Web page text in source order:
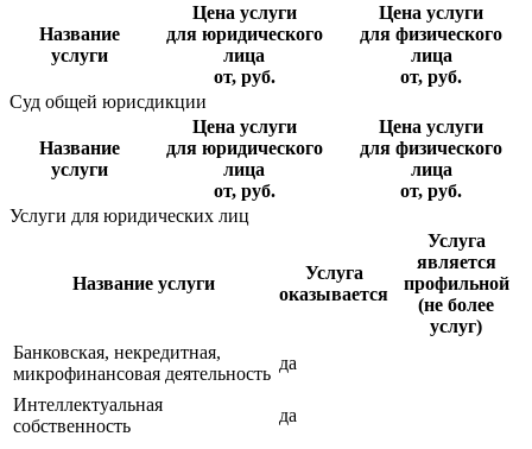
Название
услуги
Цена услуги
для юридического
лица
от, руб.
Цена услуги
для физического
лица
от, руб.
Суд общей юрисдикции
Название
услуги
Цена услуги
для юридического
лица
от, руб.
Цена услуги
для физического
лица
от, руб.
Услуги для юридических лиц
Название услуги
Услуга
оказывается
Услуга
является
профильной
(не более
услуг)
Банковская, некредитная,
микрофинансовая деятельность
да
Интеллектуальная
собственность
да